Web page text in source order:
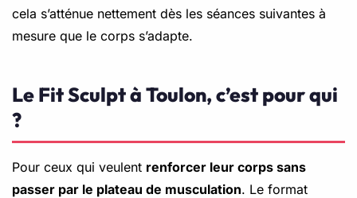
cela s’atténue nettement dès les séances suivantes à
mesure que le corps s’adapte.
Le Fit Sculpt à Toulon, c’est pour qui
?
Pour ceux qui veulent renforcer leur corps sans
passer par le plateau de musculation. Le format